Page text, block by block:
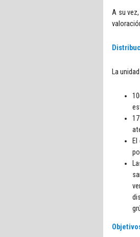
A su
La